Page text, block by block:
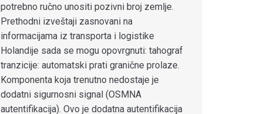
potrebno ručno unositi pozivni broj zemlje.
Prethodni izveštaji zasnovani na
informacijama iz transporta i logistike
Holandije sada se mogu opovrgnuti: tahograf
tranzicije: automatski prati granične prolaze.
Komponenta koja trenutno nedostaje je
dodatni sigurnosni signal (OSMNA
autentifikacija). Ovo je dodatna autentifikacija